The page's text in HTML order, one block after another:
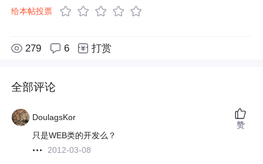
给本帖投票
279 6 打赏
全部评论
DoulagsKor
只是WEB类的开发么？
2012-03-08
赞